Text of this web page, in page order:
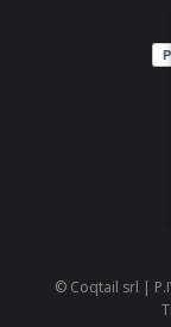
© Coqtail srl |